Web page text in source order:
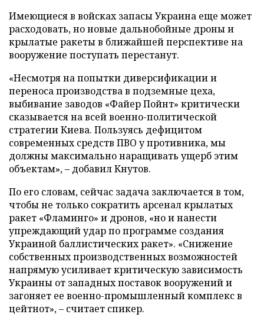
Имеющиеся в войсках запасы Украина еще может
расходовать, но новые дальнобойные дроны и
крылатые ракеты в ближайшей перспективе на
вооружение поступать перестанут.
«Несмотря на попытки диверсификации и
переноса производства в подземные цеха,
выбивание заводов «Файер Пойнт» критически
сказывается на всей военно-политической
стратегии Киева. Пользуясь дефицитом
современных средств ПВО у противника, мы
должны максимально наращивать ущерб этим
объектам», – добавил Кнутов.
По его словам, сейчас задача заключается в том,
чтобы не только сократить арсенал крылатых
ракет «Фламинго» и дронов, «но и нанести
упреждающий удар по программе создания
Украиной баллистических ракет». «Снижение
собственных производственных возможностей
напрямую усиливает критическую зависимость
Украины от западных поставок вооружений и
загоняет ее военно-промышленный комплекс в
цейтнот», – считает спикер.